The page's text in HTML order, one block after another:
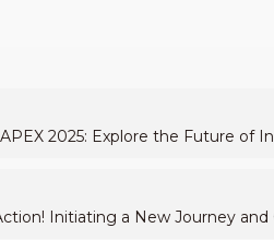
2025: Explore the Future of
Initiating a New Journey